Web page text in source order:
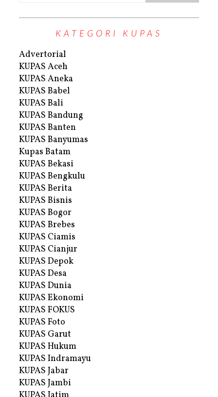
KATEGORI KUPAS
Advertorial
KUPAS Aceh
KUPAS Aneka
KUPAS Babel
KUPAS Bali
KUPAS Bandung
KUPAS Banten
KUPAS Banyumas
Kupas Batam
KUPAS Bekasi
KUPAS Bengkulu
KUPAS Berita
KUPAS Bisnis
KUPAS Bogor
KUPAS Brebes
KUPAS Ciamis
KUPAS Cianjur
KUPAS Depok
KUPAS Desa
KUPAS Dunia
KUPAS Ekonomi
KUPAS FOKUS
KUPAS Foto
KUPAS Garut
KUPAS Hukum
KUPAS Indramayu
KUPAS Jabar
KUPAS Jambi